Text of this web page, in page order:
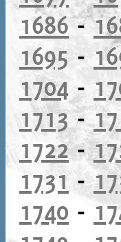
1686-
1695 -
1704 -
1713-
1722-
1731 -
1740 -